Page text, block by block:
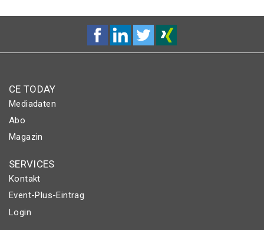
CE TODAY
Mediadaten
Abo
Magazin
SERVICES
Kontakt
Event-Plus-Eintrag
Login